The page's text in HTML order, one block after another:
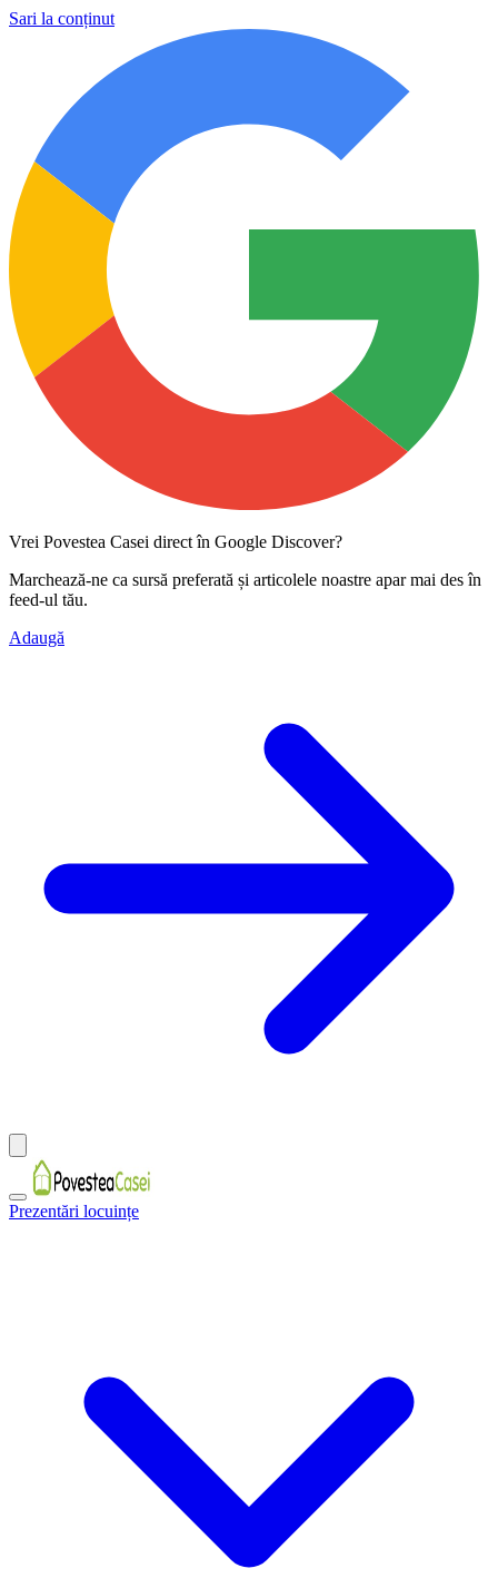
Sari la conținut
Vrei Povestea Casei direct în Google Discover?
Marchează-ne ca sursă preferată și articolele noastre apar mai des în
feed-ul tău.
Adaugă
Prezentări locuințe